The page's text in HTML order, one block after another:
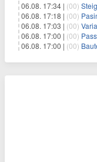
06.08. 17:34 | (00)
06.08. 17:18 | (00) Pasinex
06.08. 17:03 | (00)
06.08. 17:00 | (00)
06.08. 17:00 | (00)